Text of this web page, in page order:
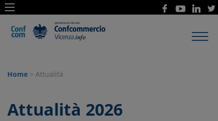
Home > Attualità
Attualità 2026